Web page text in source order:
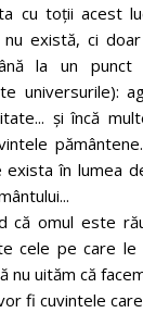
cu toții acest
există, ci
la un punct
universurile):
și încă
în lumea
că omul este
cele pe care
nu uităm că
fi cuvintele